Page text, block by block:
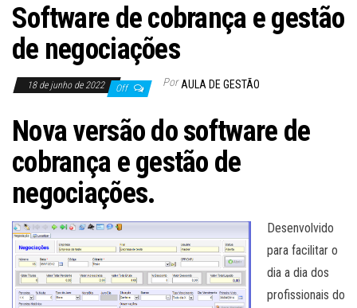
Software de cobrança e gestão
de negociações
18 de junho de 2022 Off Por AULA DE GESTÃO
Nova versão do software de
cobrança e gestão de
negociações.
Desenvolvido
para facilitar o
dia a dia dos
profissionais do